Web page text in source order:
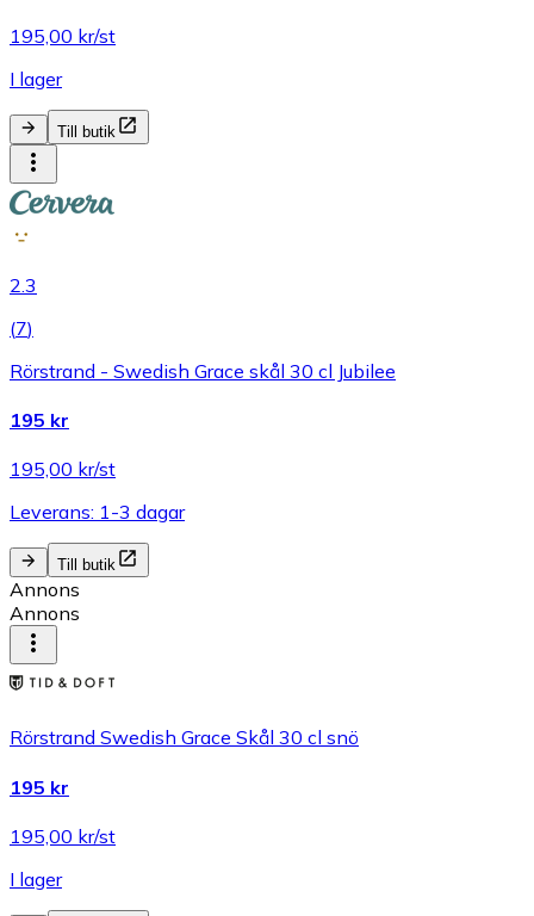
195,00 kr/st
I lager
Till butik
2.3
(7)
Rörstrand - Swedish Grace skål 30 cl Jubilee
195 kr
195,00 kr/st
Leverans: 1-3 dagar
Till butik
Annons
Annons
Rörstrand Swedish Grace Skål 30 cl snö
195 kr
195,00 kr/st
I lager